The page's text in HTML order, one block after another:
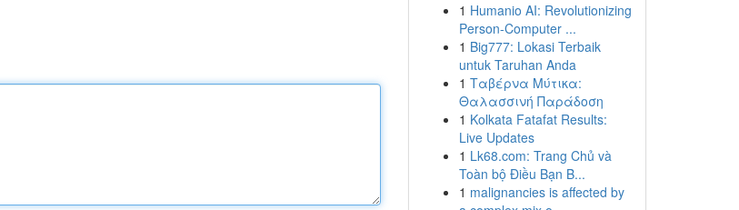
1 Humanio AI: Revolutionizing
Person-Computer ...
1 Big777: Lokasi Terbaik
untuk Taruhan Anda
1 Ταβέρνα Μύτικα:
Θαλασσινή Παράδοση
1 Kolkata Fatafat Results:
Live Updates
1 Lk68.com: Trang Chủ và
Toàn bộ Điều Bạn B...
1 malignancies is affected by